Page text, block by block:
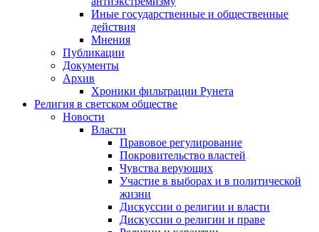
Иные государственные и общественные
действия
Мнения
Публикации
Документы
Архив
Хроники фильтрации Рунета
Религия в светском обществе
Новости
Власти
Правовое регулирование
Покровительство властей
Чувства верующих
Участие в выборах и в политической
жизни
Дискуссии о религии и власти
Дискуссии о религии и праве